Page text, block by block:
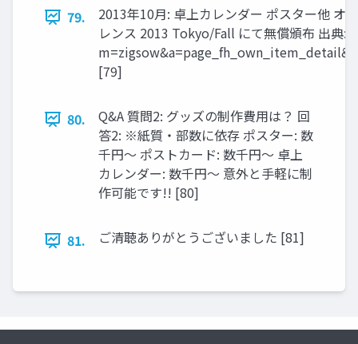
79.
2013年10月: 卓上カレンダー ポスター他 オ
レンス 2013 Tokyo/Fall にて無償頒布 出典
[79]
80.
Q&A 質問2: グッズの制作費用は？ 回
答2: ※紙質・部数に依存 ポスター: 数
千円～ ポストカード: 数千円～ 卓上
カレンダー: 数千円～ 意外と手軽に制
作可能です!! [80]
81. ご清聴ありがとうございました [81]